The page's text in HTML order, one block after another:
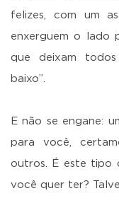
felizes, com um
enxerguem o lado
que deixam todos
baixo”.
E não se engane:
para você,
outros. É este tipo
você quer ter?